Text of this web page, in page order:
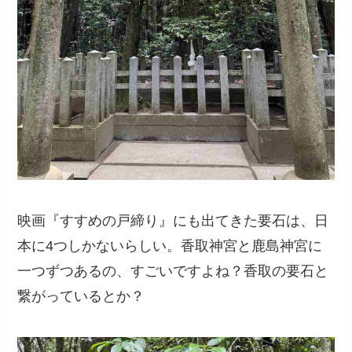
映画『すすめの戸締り』にも出てきた要石は、日
本に4つしかないらしい。香取神宮と鹿島神宮に
一つずつあるの、すごいですよね？香取の要石と
繋がっているとか？